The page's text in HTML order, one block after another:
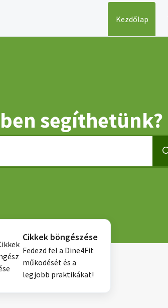
Kezdőlap
segíthetünk?
Cikkek böngészése
Fedezd fel a Dine4Fit
működését és a
legjobb praktikákat!